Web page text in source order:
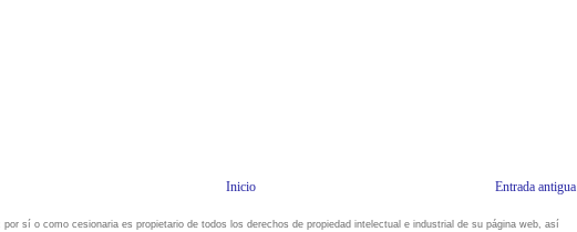
Entrada antigua
Inicio
sí o como cesionaria es propietario de todos los derechos de propiedad intelectual e industrial de su página web, así